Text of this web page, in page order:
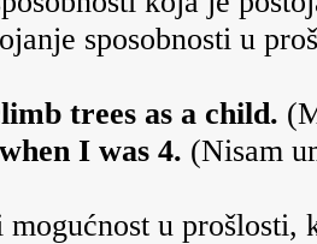
sposobnosti u
trees as a child.
I was 4. (Nisam
mogućnost u